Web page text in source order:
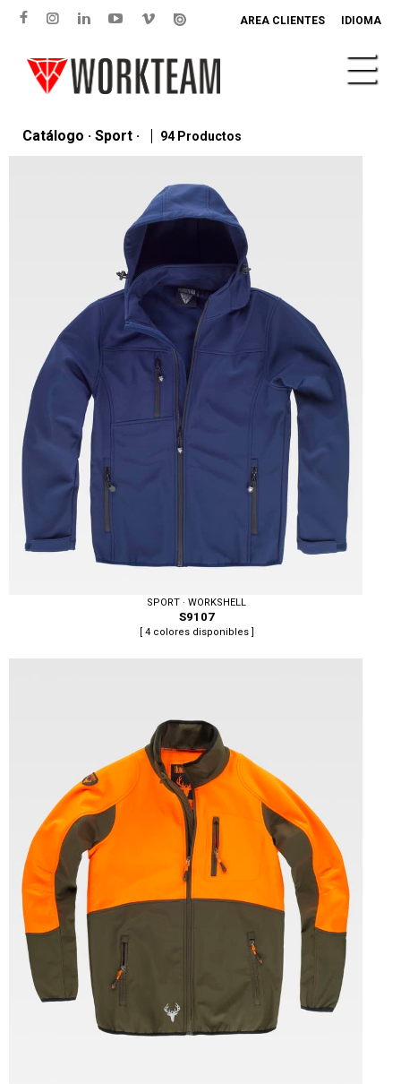
AREA CLIENTES IDIOMA
Catálogo · Sport · 94 Productos
Tallas: S, M, L, XL, XXL, 3XL, 4XL
SPORT · WORKSHELL
S9107
[ 4 colores disponibles ]